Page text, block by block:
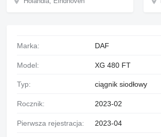
Marka: DAF
Model: XG 480 FT
Typ: ciągnik siodłowy
Rocznik: 2023-02
Pierwsza rejestracja: 2023-04